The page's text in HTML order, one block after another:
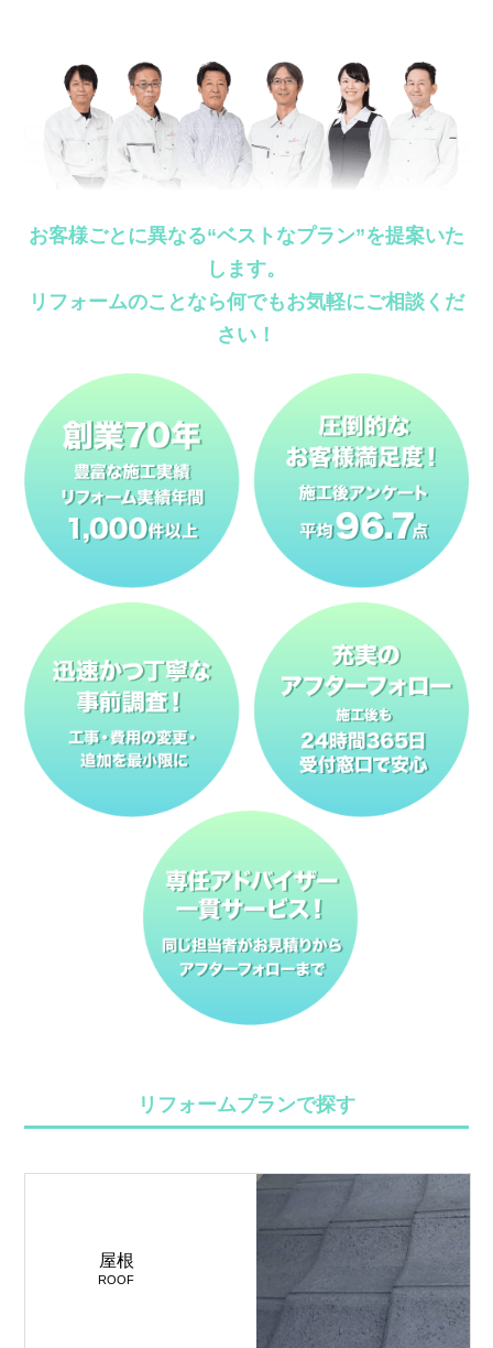
お客様ごとに異なる“ベストなプラン”を提案いた
します。
リフォームのことなら何でもお気軽にご相談くだ
さい！
リフォームプランで探す
屋根
ROOF